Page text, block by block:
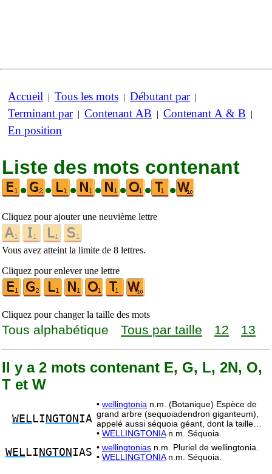
Accueil | Tous les mots | Débutant par|
Terminant par| Contenant AB | Contenant A & B |
En position
Liste des mots contenant
•
• • • • • •
Cliquez pour ajouter une neuvième lettre
Vous avez atteint la limite de 8 lettres.
Cliquez pour enlever une lettre
Cliquez pour changer la taille des mots
Tous alphabétique Tous par taille 12 13
Il y a 2 mots contenant E, G, L, 2N, O,
T et W
WEL LI NGTON IA
• wellingtonia n.m. (Botanique) Espèce de
grand arbre (sequoiadendron giganteum),
appelé aussi séquoia géant, dont la taille…
• WELLINGTONIAn.m. Séquoia.
WEL LI NGTON IAS • wellingtonias n.m. Pluriel de wellingtonia.
• WELLINGTONIAn.m. Séquoia.